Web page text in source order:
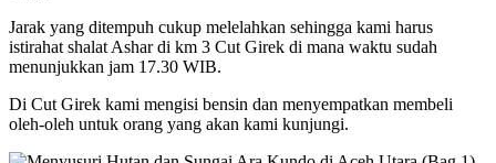
Jarak yang ditempuh cukup melelahkan sehingga kami harus
istirahat shalat Ashar di km 3 Cut Girek di mana waktu sudah
menunjukkan jam 17.30 WIB.
Di Cut Girek kami mengisi bensin dan menyempatkan membeli
oleh-oleh untuk orang yang akan kami kunjungi.